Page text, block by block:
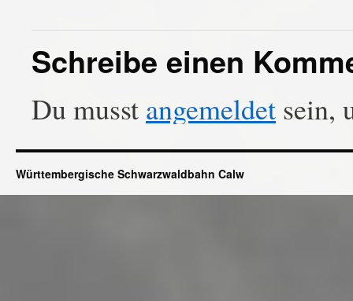
Schreibe einen
Du musst angemeldet sein,
Württembergische Schwarzwaldbahn Calw